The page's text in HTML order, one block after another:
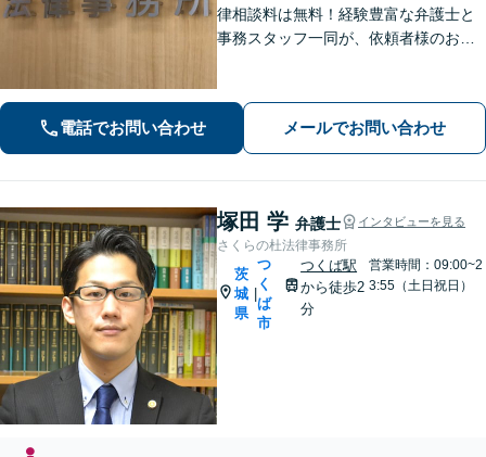
律相談料は無料！経験豊富な弁護士と
事務スタッフ一同が、依頼者様のお悩
観点から解決策をご提案してまいりま
す。【休日・夜間対応】
電話でお問い合わせ メールでお問い合わせ
塚田 学 弁護士 インタビューを見る
さくらの杜法律事務所
茨
城
県
つ
く
ば
市
つくば駅
から徒歩2
分
営業時間：09:00~2
3:55（土日祝日）